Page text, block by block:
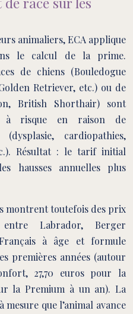
animaliers, ECA applique
le calcul de la prime.
de chiens (Bouledogue
Retriever, etc.) ou de
British Shorthair) sont
à risque en raison de
cardiopathies,
Résultat : le tarif initial
hausses annuelles plus
montrent toutefois des prix
entre Labrador, Berger
à âge et formule
premières années (autour
27,70 euros pour la
la Premium à un an). La
que l’animal avance